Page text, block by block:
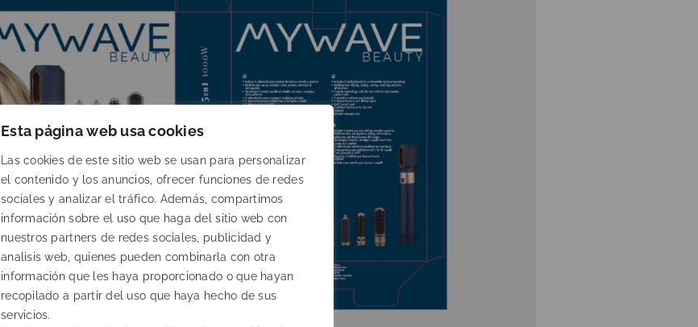
Esta página web usa cookies
Las cookies de este sitio web se usan para personalizar
el contenido y los anuncios, ofrecer funciones de redes
sociales y analizar el tráfico. Además, compartimos
información sobre el uso que haga del sitio web con
nuestros partners de redes sociales, publicidad y
analisis web, quienes pueden combinarla con otra
información que les haya proporcionado o que hayan
recopilado a partir del uso que haya hecho de sus
servicios.